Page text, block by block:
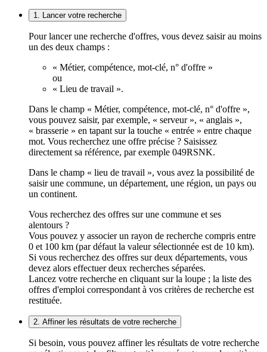
1. Lancer votre recherche
Pour lancer une recherche d'offres, vous devez saisir au moins
un des deux champs :
« Métier, compétence, mot-clé, n° d'offre »
ou
« Lieu de travail ».
Dans le champ « Métier, compétence, mot-clé, n° d'offre »,
vous pouvez saisir, par exemple, « serveur », « anglais »,
« brasserie » en tapant sur la touche « entrée » entre chaque
mot. Vous recherchez une offre précise ? Saisissez
directement sa référence, par exemple 049RSNK.
Dans le champ « lieu de travail », vous avez la possibilité de
saisir une commune, un département, une région, un pays ou
un continent.
Vous recherchez des offres sur une commune et ses
alentours ?
Vous pouvez y associer un rayon de recherche compris entre
0 et 100 km (par défaut la valeur sélectionnée est de 10 km).
Si vous recherchez des offres sur deux départements, vous
devez alors effectuer deux recherches séparées.
Lancez votre recherche en cliquant sur la loupe ; la liste des
offres d'emploi correspondant à vos critères de recherche est
restituée.
2. Affiner les résultats de votre recherche
Si besoin, vous pouvez affiner les résultats de votre recherche